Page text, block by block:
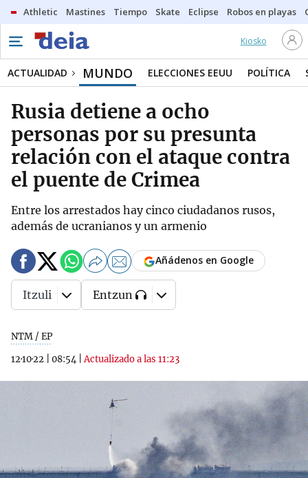
Athletic Mastines Tiempo Skate Eclipse Robos en playas
Kiosko
ACTUALIDAD MUNDO ELECCIONES EEUU POLÍTICA
Rusia detiene a ocho
personas por su presunta
relación con el ataque contra
el puente de Crimea
Entre los arrestados hay cinco ciudadanos rusos,
además de ucranianos y un armenio
NTM / EP
12·10·22
08:54 |Actualizado a las 11:23
Añádenos en Google
Itzuli Entzun